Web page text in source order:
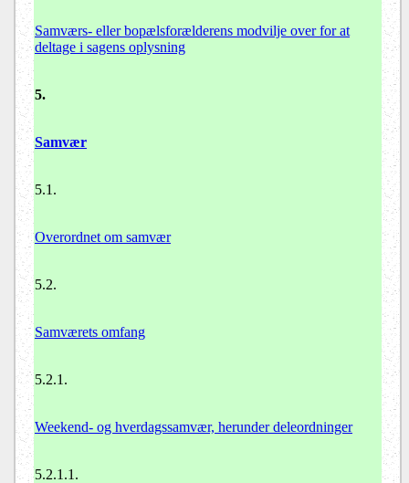
Samværs- eller bopælsforælderens modvilje over for at
deltage i sagens oplysning
5.
Samvær
5.1.
Overordnet om samvær
5.2.
Samværets omfang
5.2.1.
Weekend- og hverdagssamvær, herunder deleordninger
5.2.1.1.